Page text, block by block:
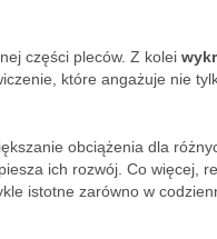
części pleców. Z kolei
które angażuje nie
obciążenia dla
ich rozwój. Co więcej,
istotne zarówno w